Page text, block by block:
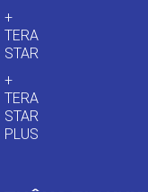
+
TERA
STAR
+
TERA
STAR
PLUS